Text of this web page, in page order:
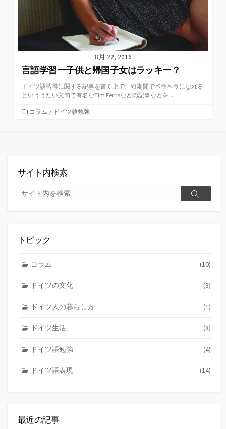
8月 22, 2016
言語学習ー子供と帰国子女はラッキー？
ドイツ語習得に関する記事を書く上で、短期間でペラペラになれる
といううたい文句で有名なTim Ferrisなどの記事などを...
カコラム / ドイツ語勉強
サイト内検索
検
索
検
トピック
コラム (10)
ドイツの文化 (8)
ドイツ人の暮らし方 (1)
ドイツ生活 (8)
ドイツ語勉強 (4)
ドイツ語表現 (14)
最近の記事